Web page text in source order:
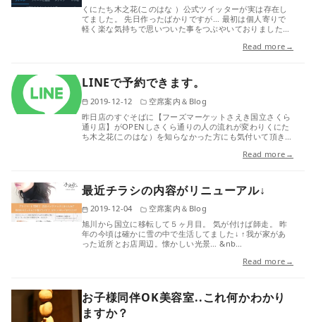
くにたち木之花(このはな ）公式ツイッターが実は存在し
てました。 先日作ったばかりですが… 最初は個人寄りで
軽く楽な気持ちで思いついた事をつぶやいておりました…
Read more→
LINEで予約できます。
2019-12-12
空席案内＆Blog
昨日店のすぐそばに【フーズマーケットさえき国立さくら
通り店】がOPENしさくら通りの人の流れが変わりくにた
ち木之花(このはな）を知らなかった方にも気付いて頂き…
Read more→
最近チラシの内容がリニューアル↓
2019-12-04
空席案内＆Blog
旭川から国立に移転して５ヶ月目。 気が付けば師走。 昨
年の今頃は確かに雪の中で生活してました↓ ↑我が家があ
った近所とお店周辺。懐かしい光景… &nb…
Read more→
お子様同伴OK美容室..これ何かわかり
ますか？